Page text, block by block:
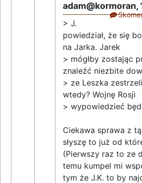
adam@kormoran,
> J.
powiedział, że się
na Jarka. Jarek
> mógłby zostając
znaleźć niezbite
> ze Leszka
wtedy? Wojnę Rosji
> wypowiedzieć
Ciekawa sprawa z
słyszę to już od
(Pierwszy raz to ze
temu kumpel mi
tym że J.K. to by